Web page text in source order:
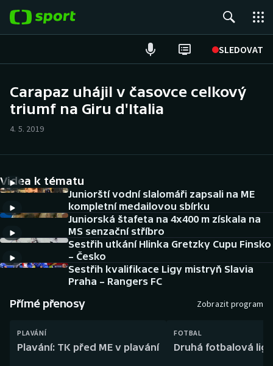
SLEDOVAT
Hokej
Cyklistika
DALŠÍ SPORTY
Americký fotbal
Baseball a softbal
Basketbal
Biatlon
NEPŘEHLÉDNĚTE
Historické návraty
Aplikace ČT sport
Carapaz uhájil v časovce celkový
triumf na Giru d'Italia
4. 5. 2019
Videa k tématu
Juniorští vodní slalomáři zapsali na ME
kompletní medailovou sbírku
Juniorská štafeta na 4x400 m získala na
MS senzační stříbro
Sestřih utkání Hlinka Gretzky Cupu Finsko
– Česko
Sestřih kvalifikace Ligy mistryň Slavia
Praha – Rangers FC
Přímé přenosy Zobrazit program
PLAVÁNÍ
Plavání: TK před ME v plavání
FOTBAL
Druhá fotbalová